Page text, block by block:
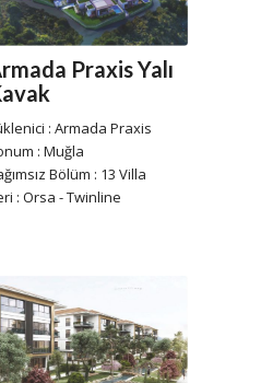
Praxis Yalı
: Armada Praxis
: Muğla
Bölüm : 13 Villa
: Orsa - Twinline